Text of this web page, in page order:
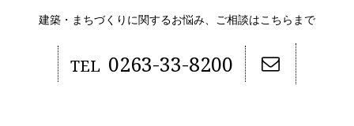
建築・まちづくりに関するお悩み、ご相談はこちらまで
TEL 0263-33-8200